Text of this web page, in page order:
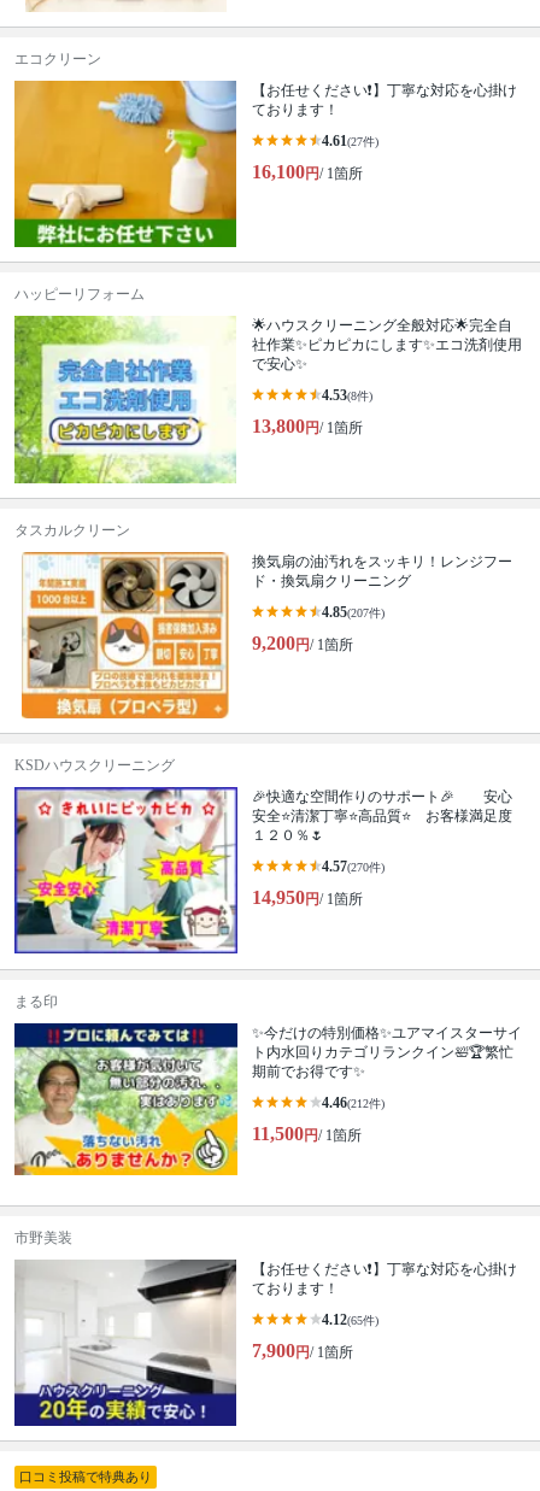
エコクリーン
【お任せください❗️】丁寧な対応を心掛け
ております！
4.61(27件)
16,100円/ 1箇所
ハッピーリフォーム
🌟ハウスクリーニング全般対応🌟完全自
社作業✨️ピカピカにします✨️エコ洗剤使用
で安心✨
4.53(8件)
13,800円/ 1箇所
タスカルクリーン
換気扇の油汚れをスッキリ！レンジフー
ド・換気扇クリーニング
4.85(207件)
9,200円/ 1箇所
KSDハウスクリーニング
🎉快適な空間作りのサポート🎉 安心
安全⭐清潔丁寧⭐高品質⭐ お客様満足度
１２０％🌷
4.57(270件)
14,950円/ 1箇所
まる印
✨今だけの特別価格✨ユアマイスターサイ
ト内水回りカテゴリランクイン🛀🏆繁忙
期前でお得です✨
4.46(212件)
11,500円/ 1箇所
市野美装
【お任せください❗️】丁寧な対応を心掛け
ております！
4.12(65件)
7,900円/ 1箇所
口コミ投稿で特典あり